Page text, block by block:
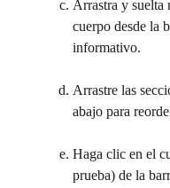
Arrastra y suelta
cuerpo desde la
informativo.
Arrastre las
abajo para
Haga clic en el
prueba) de la